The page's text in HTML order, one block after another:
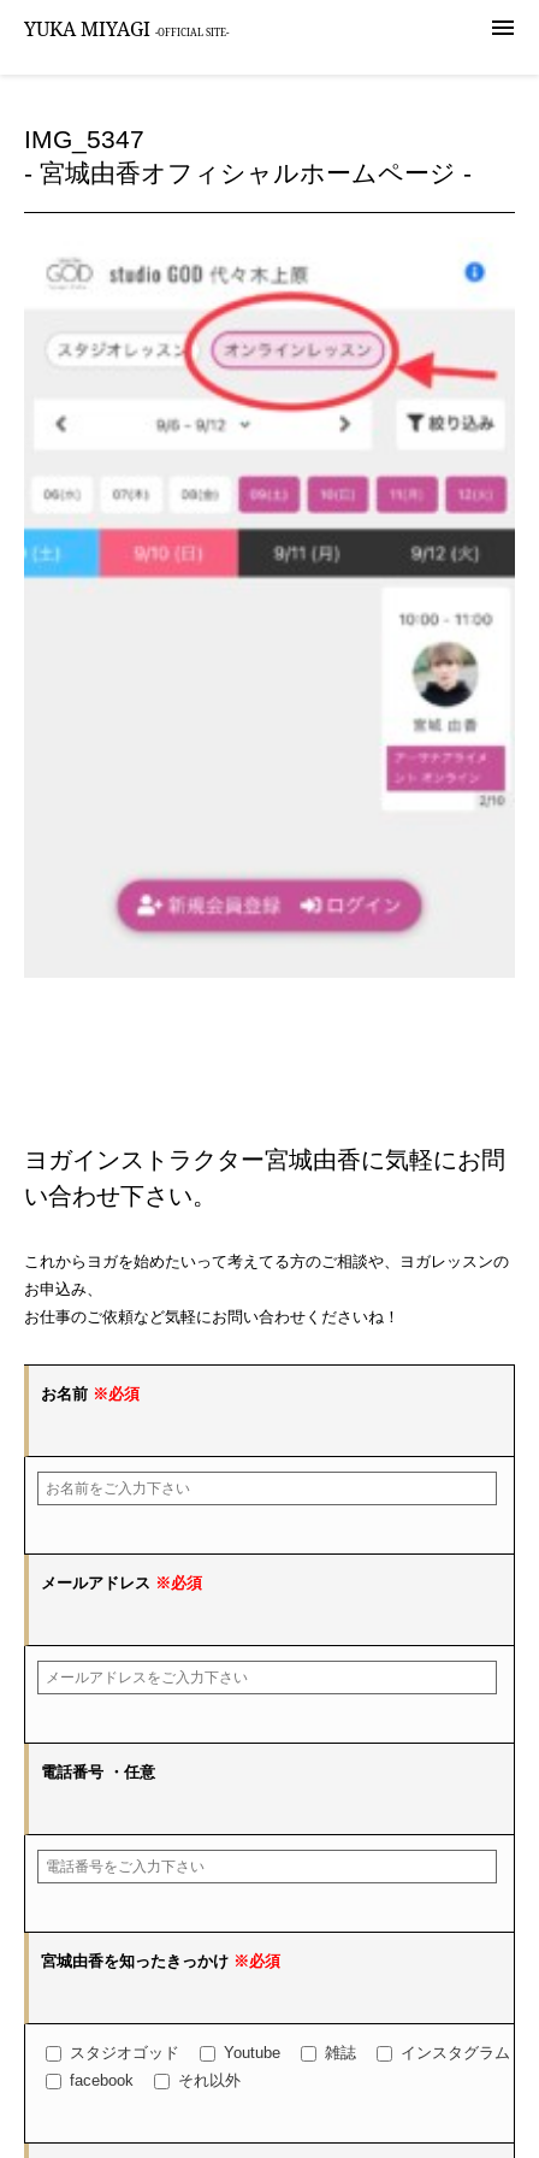

YUKA MIYAGI -OFFICIAL SITE-
IMG_5347
- 宮城由香オフィシャルホームページ -
ヨガインストラクター宮城由香に気軽にお問
い合わせ下さい。
これからヨガを始めたいって考えてる方のご相談や、ヨガレッスンの
お申込み、
お仕事のご依頼など気軽にお問い合わせくださいね！
お名前 ※必須
メールアドレス ※必須
電話番号 ・任意
宮城由香を知ったきっかけ ※必須
スタジオゴッド Youtube 雑誌
インスタグラム
facebook
それ以外